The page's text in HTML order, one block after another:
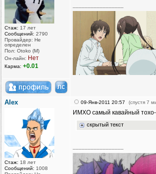
Стаж: 17 лет
Сообщений: 2790
Провайдер: Не
определен
Пол: Otoko (M)
Он-лайн: Нет
Карма: +0.01
AIex
Стаж: 18 лет
Сообщений: 1008
09-Янв-2011 20:57 (спустя 7
ИМХО самый кавайный тохо-
скрытый текст